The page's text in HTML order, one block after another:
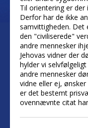
Til orientering er der
Derfor har de ikke
samvittigheden. Det
den "civiliserede"
andre mennesker
Jehovas vidner der
hylder vi
andre mennesker
vidne eller ej,
er det bestemt
ovennævnte citat